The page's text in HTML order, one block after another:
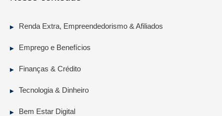
Renda Extra, Empreendedorismo & Afiliados
Emprego e Benefícios
Finanças & Crédito
Tecnologia & Dinheiro
Bem Estar Digital